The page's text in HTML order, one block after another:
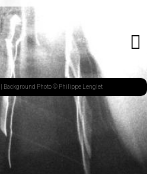
| Background Photo © Philippe Lenglet